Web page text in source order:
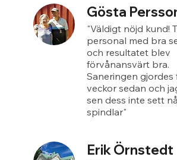
Gösta
"Väldigt nöjd kund!
personal med bra
och resultatet blev
förvånansvärt bra.
Saneringen gjordes
veckor sedan och
sen dess inte sett
spindlar"
Erik Örnstedt